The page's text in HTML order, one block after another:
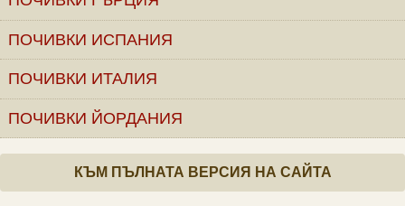
ПОЧИВКИ ИСПАНИЯ
ПОЧИВКИ ИТАЛИЯ
ПОЧИВКИ ЙОРДАНИЯ
КЪМ ПЪЛНАТА ВЕРСИЯ НА САЙТА